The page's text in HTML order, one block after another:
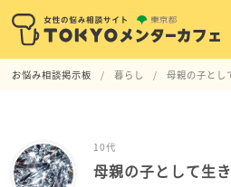
お悩み相談掲示板 暮らし 母親の子とし
10代
母親の子として生